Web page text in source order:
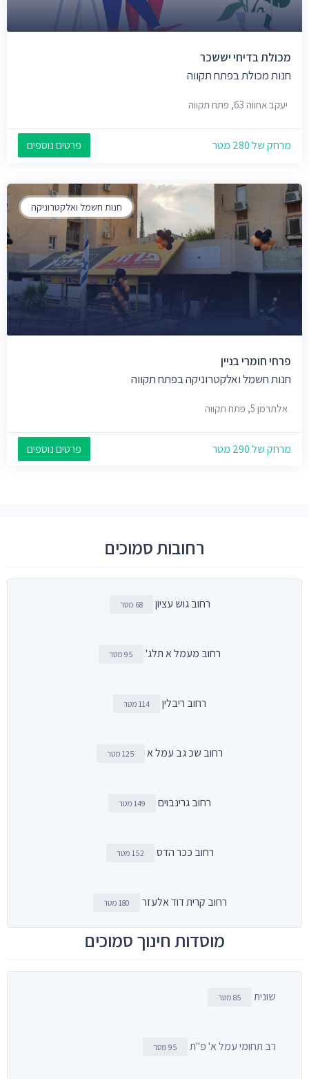
מכולת בדיחי יששכר
חנות מכולת בפתח תקווה
יעקב אחווה 63, פתח תקווה
מרחק של 280 מטר פרטים נוספים
חנות חשמל ואלקטרוניקה
פרחי חומרי בניין
חנות חשמל ואלקטרוניקה בפתח תקווה
אלתרמן 5, פתח תקווה
מרחק של 290 מטר פרטים נוספים
רחובות סמוכים
רחוב גוש עציון 68 מטר
רחוב מעמל א תלג' 95 מטר
רחוב ריבלין 114 מטר
רחוב שכ גב עמל א 125 מטר
רחוב גרינבוים 149 מטר
רחוב ככר הדס 152 מטר
רחוב קרית דוד אלעזר 180 מטר
מוסדות חינוך סמוכים
שונית 85 מטר
רב תחומי עמל א' פ"ת 95 מטר